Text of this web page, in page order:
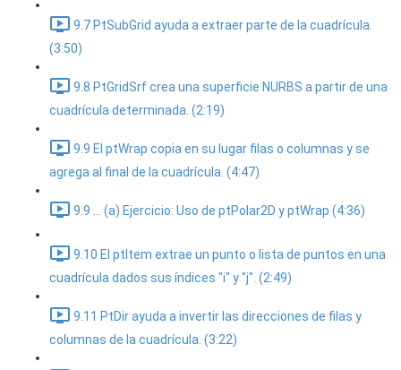
9.7 PtSubGrid ayuda a extraer parte de la cuadrícula.
(3:50)
9.8 PtGridSrf crea una superficie NURBS a partir de una
cuadrícula determinada. (2:19)
9.9 El ptWrap copia en su lugar filas o columnas y se
agrega al final de la cuadrícula. (4:47)
9.9 ... (a) Ejercicio: Uso de ptPolar2D y ptWrap (4:36)
9.10 El ptItem extrae un punto o lista de puntos en una
cuadrícula dados sus índices "i" y "j". (2:49)
9.11 PtDir ayuda a invertir las direcciones de filas y
columnas de la cuadrícula. (3:22)